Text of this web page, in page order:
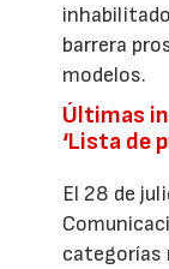
barrera
modelos.
Últimas
‘Lista de
El 28 de
categorías